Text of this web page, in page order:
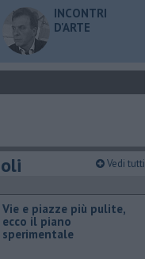
INCONTRI
D'ARTE
Vedi tutti
Vie e piazze più pulite,
ecco il piano
sperimentale